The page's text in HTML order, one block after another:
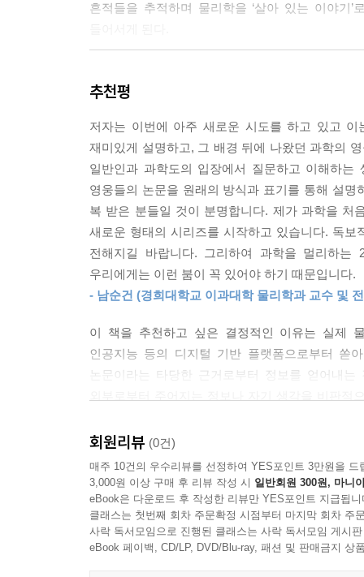
--- p.212
흔적들을 추적하며 물리학을 ‘살아 있는 이야기
이 책이 다른 과학 입문서와 뚜렷이 구분되는 지점
정교수는 이 질문들에 친절하게, 그러나 깊이 있
밀도 매개변수와 같은 개념들이 단지 수식으로 제
따라가다 보면 어느새 핵심 개념을 직관적으로
특히 수학적 내용에 대한 두려움이 있는 독자
아닐까? 이해되지 않던 수식이 이야기 속 논리로
노벨상 수상자의 논문으로 직접 배우는 우주과학
『우주팽창이론』의 가장 큰 특징은 이론 설명에
점이다. 프리드만의 1922년 논문, 르메르트의
수록되어 있으며, 각 논문은 상세한 해설과 함께
것이다. 이는 단순한 교양서의 범위를 넘어서
『노벨상 수상자들의 오리지널 논문으로 배우는
『우주팽창이론』은 「세상에서 가장 쉬운 과학
시리즈는 노벨상을 수상한 과학자들의 오리지널
특수상대성이론, 양자역학, 방사선, 반입자, 양자
대표적 이론과 발견들을 다루어 왔다. 각 권은
추천평
저자는 이번에 아주 새로운 시도를 하고 있고
재미있게 설명하고, 그 배경 뒤에 나왔던 과학의
일반인과 과학도의 입장에서 질문하고 이해하
영웅들의 논문을 원래의 방식과 표기를 통해 설
복 받은 분들일 것이 분명합니다. 제가 과학을 처
새로운 형태의 시리즈를 시작하고 있습니다. 독
전해지길 바랍니다. 그리하여 과학을 멀리하는
우리에게는 이런 붐이 꼭 있어야 하기 때문입니다.
- 남순건 (경희대학교 이과대학 물리학과 교수 및
이 책을 추천하고 싶은 결정적인 이유는 실제
인공지능 등의 디지털 기반 플랫폼으로부터 쏟
논문이라는 타당한 근거로부터 정보를 얻어내
- 박동규 (세종과학예술영재학교 물리학 교사)
회원리뷰 (0건)
매주 10건의 우수리뷰를 선정하여 YES포인트 3만원을 드
3,000원 이상 구매 후 리뷰 작성 시 일반회원 300원, 마니
eBook은 다운로드 후 작성한 리뷰만 YES포인트 지급됩니
클래스는 첫번째 회차 주문확정 시점부터 마지막 회차 주
사락 독서모임으로 진행된 클래스는 사락 독서모임 게시
eBook 페이백, CD/LP, DVD/Blu-ray, 패션 및 판매금지 상